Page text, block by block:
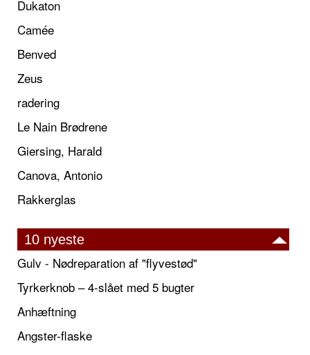
Dukaton
Camée
Benved
Zeus
radering
Le Nain Brødrene
Giersing, Harald
Canova, Antonio
Rakkerglas
10 nyeste
Gulv - Nødreparation af "flyvestød"
Tyrkerknob – 4-slået med 5 bugter
Anhæftning
Angster-flaske